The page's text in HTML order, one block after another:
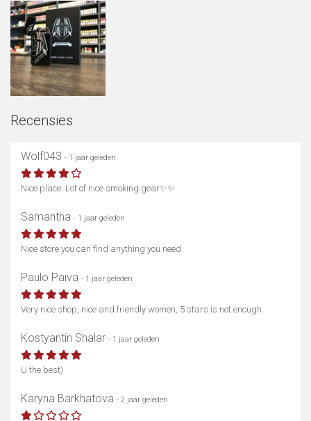
Recensies
Wolf043 - 1 jaar geleden
Nice place. Lot of nice smoking gear✨️✨️
Samantha - 1 jaar geleden
Nice store you can find anything you need
Paulo Paiva - 1 jaar geleden
Very nice shop, nice and friendly women, 5 stars is not enough
Kostyantin Shalar - 1 jaar geleden
U the best)
Karyna Barkhatova - 2 jaar geleden